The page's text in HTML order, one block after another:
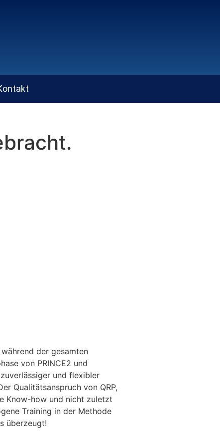
der gesamten
von PRINCE2 und
und flexibler
Qualitätsanspruch von QRP,
Know-how und nicht zuletzt
Training in der Methode
überzeugt!